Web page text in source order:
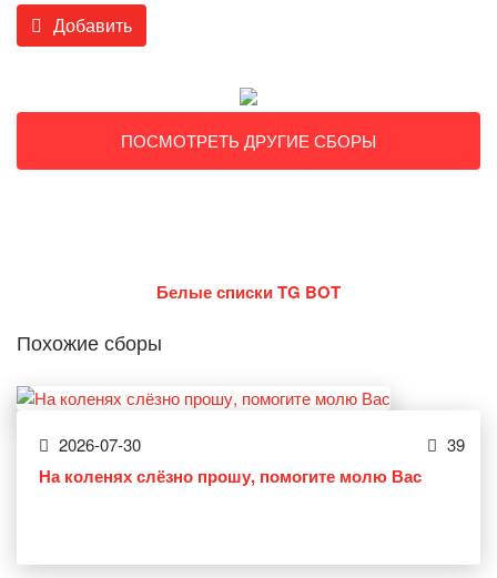
Добавить
ПОСМОТРЕТЬ ДРУГИЕ СБОРЫ
Белые списки TG BOT
Похожие сборы
2026-07-30 39
На коленях слёзно прошу, помогите молю Вас